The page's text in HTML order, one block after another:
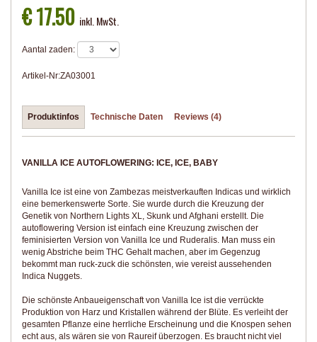
€ 17.50 inkl. MwSt.
Aantal zaden:
Artikel-Nr:ZA03001
Produktinfos Technische Daten Reviews (4)
VANILLA ICE AUTOFLOWERING: ICE, ICE, BABY
Vanilla Ice ist eine von Zambezas meistverkauften Indicas und wirklich
eine bemerkenswerte Sorte. Sie wurde durch die Kreuzung der
Genetik von Northern Lights XL, Skunk und Afghani erstellt. Die
autoflowering Version ist einfach eine Kreuzung zwischen der
feminisierten Version von Vanilla Ice und Ruderalis. Man muss ein
wenig Abstriche beim THC Gehalt machen, aber im Gegenzug
bekommt man ruck-zuck die schönsten, wie vereist aussehenden
Indica Nuggets.
Die schönste Anbaueigenschaft von Vanilla Ice ist die verrückte
Produktion von Harz und Kristallen während der Blüte. Es verleiht der
gesamten Pflanze eine herrliche Erscheinung und die Knospen sehen
echt aus, als wären sie von Raureif überzogen. Es braucht nicht viel